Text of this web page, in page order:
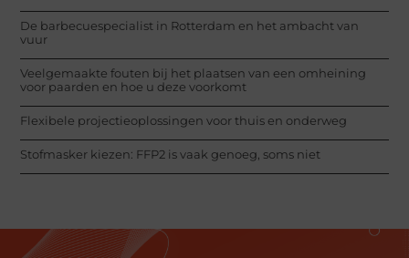
De barbecuespecialist in Rotterdam en het ambacht van
vuur
Veelgemaakte fouten bij het plaatsen van een omheining
voor paarden en hoe u deze voorkomt
Flexibele projectieoplossingen voor thuis en onderweg
Stofmasker kiezen: FFP2 is vaak genoeg, soms niet